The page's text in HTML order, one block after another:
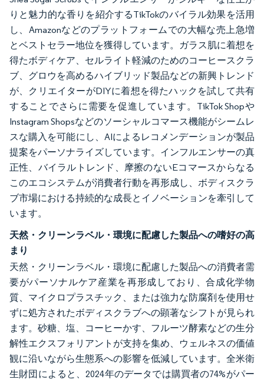
りと魅力的な香りを紹介するTikTokのバイラル効果を活用
し、Amazonなどのプラットフォームでの大幅な売上急増
とベストセラー地位を獲得しています。ガラス肌に着想を
得たボディケア、セルライト軽減のためのコーヒースクラ
ブ、グロウを高めるハイブリッド製品などの新興トレンド
が、クリエイターがDIYに着想を得たハックを試して共有
することでさらに需要を促進しています。TikTok Shopや
Instagram Shopsなどのソーシャルコマース機能がシームレ
スな購入を可能にし、AIによるレコメンデーションが製品
提案をパーソナライズしています。インフルエンサーの真
正性、バイラルトレンド、摩擦のないEコマースからなる
このエコシステムが消費者行動を再形成し、ボディスクラ
ブ市場における持続的な成長とイノベーションを牽引して
います。
天然・クリーンラベル・環境に配慮した製品への嗜好の高
まり
天然・クリーンラベル・環境に配慮した製品への消費者需
要がパーソナルケア産業を再形成しており、合成化学物
質、マイクロプラスチック、または強力な防腐剤を使用せ
ずに処方されたボディスクラブへの顕著なシフトが見られ
ます。砂糖、塩、コーヒーかす、フルーツ酵素などの生分
解性エクスフォリアントが支持を集め、ウェルネスの価値
観に沿いながら生態系への影響を低減しています。全米衛
生財団によると、2024年のデータでは購買者の74%がパー